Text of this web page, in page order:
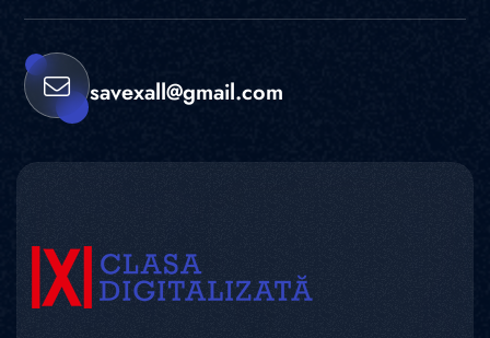
savexall@gmail.com